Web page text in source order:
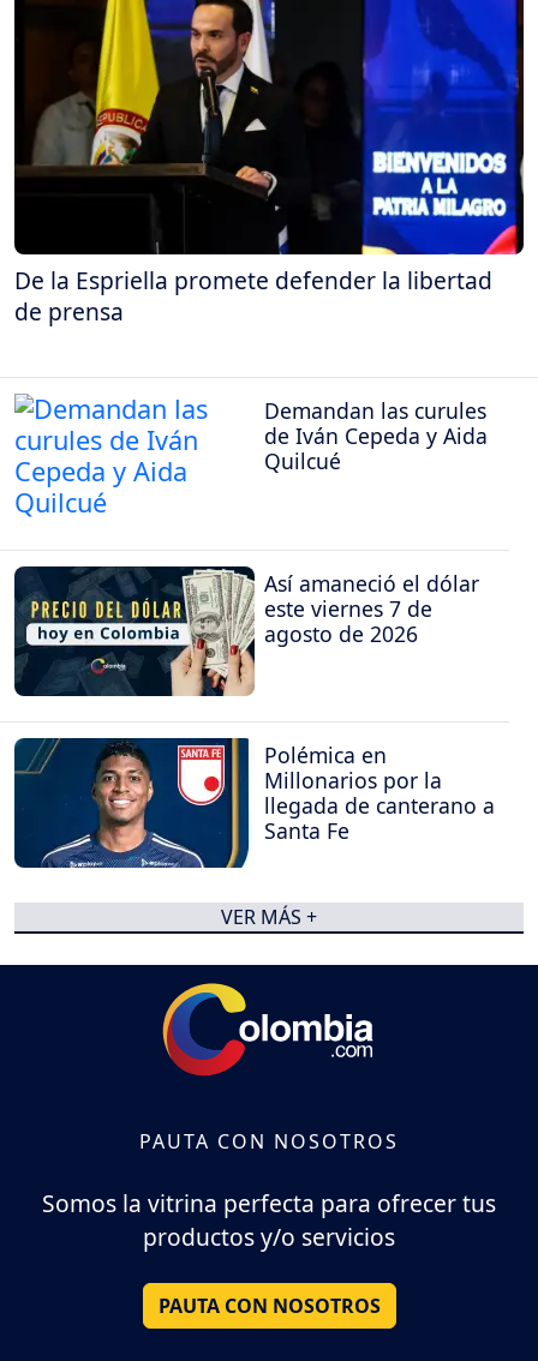
De la Espriella promete defender la libertad
de prensa
Demandan las curules
de Iván Cepeda y Aida
Quilcué
Así amaneció el dólar
este viernes 7 de
agosto de 2026
Polémica en
Millonarios por la
llegada de canterano a
Santa Fe
VER MÁS +
PAUTA CON NOSOTROS
Somos la vitrina perfecta para ofrecer tus
productos y/o servicios
PAUTA CON NOSOTROS